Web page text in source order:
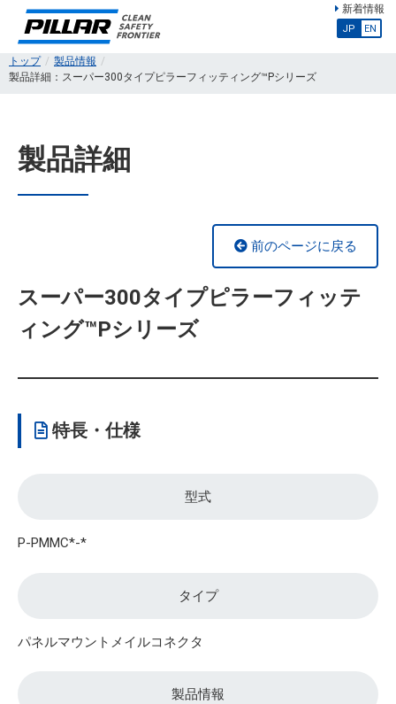
新着情報
JP EN
トップ
製品情報
製品詳細：スーパー300タイプピラーフィッティング™Pシリーズ
製品詳細
前のページに戻る
スーパー300タイプピラーフィッテ
ィング™Pシリーズ
特長・仕様
型式
P-PMMC*-*
タイプ
パネルマウントメイルコネクタ
製品情報